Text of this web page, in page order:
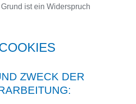
ist ein Widerspruch
ZWECK DER